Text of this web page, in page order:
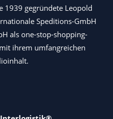
gegründete Leopold
Speditions-GmbH
als one-stop-shopping-
ihrem umfangreichen